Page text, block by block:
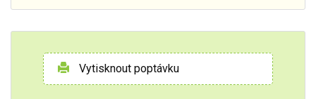
Vytisknout poptávku